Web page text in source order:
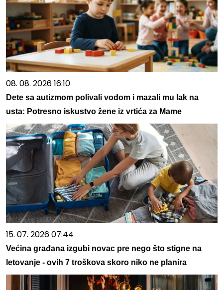
08. 08. 2026 16:10
Dete sa autizmom polivali vodom i mazali mu lak na
usta: Potresno iskustvo žene iz vrtića za Mame
15. 07. 2026 07:44
Većina građana izgubi novac pre nego što stigne na
letovanje - ovih 7 troškova skoro niko ne planira